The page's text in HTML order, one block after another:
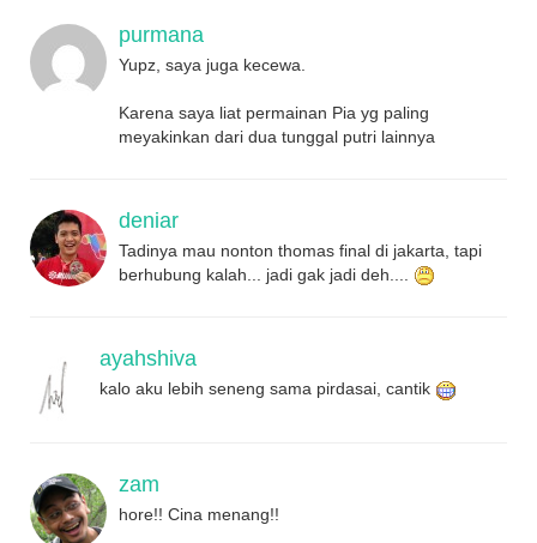
purmana
Yupz, saya juga kecewa.
Karena saya liat permainan Pia yg paling
meyakinkan dari dua tunggal putri lainnya
deniar
Tadinya mau nonton thomas final di jakarta, tapi
berhubung kalah... jadi gak jadi deh....
ayahshiva
kalo aku lebih seneng sama pirdasai, cantik
zam
hore!! Cina menang!!